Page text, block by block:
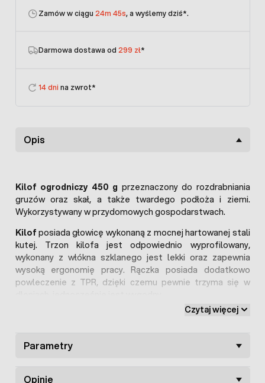
Zamów w ciągu 24m 45s, a wyślemy dziś*.
Darmowa dostawa od 299 zł*
14 dni na zwrot*
Opis
Kilof ogrodniczy 450 g przeznaczony do rozdrabniania
gruzów oraz skał, a także twardego podłoża i ziemi.
Wykorzystywany w przydomowych gospodarstwach.
Kilof posiada głowicę wykonaną z mocnej hartowanej stali
kutej. Trzon kilofa jest odpowiednio wyprofilowany,
wykonany z włókna szklanego jest lekki oraz zapewnia
wysoką ergonomię pracy. Rączka posiada dodatkowo
powleczenie z TPR, dzięki czemu pewnie trzyma się w
posiadacertyfikat
Parametry techniczne:
długość trzonka: 370 mm
Czytaj więcej
Parametry
Opinie